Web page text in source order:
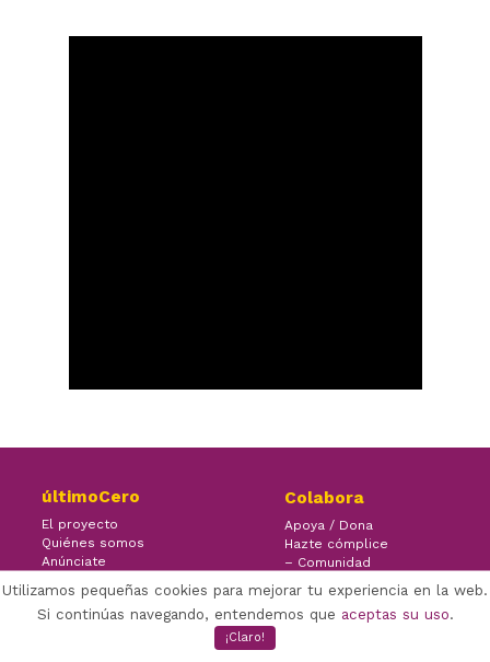
últimoCero
El proyecto
Quiénes somos
Anúnciate
Colabora
Apoya / Dona
Hazte cómplice
– Comunidad
Utilizamos pequeñas cookies para mejorar tu experiencia en la web.
Si continúas navegando, entendemos que aceptas su uso.
¡Claro!